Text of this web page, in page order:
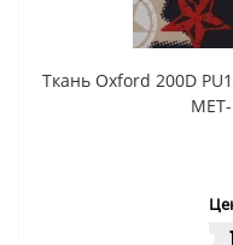
Ткань Oxford 200D